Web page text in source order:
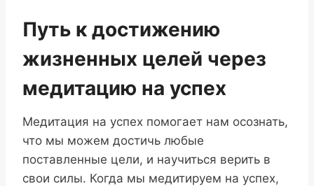
Путь к достижению
жизненных целей через
медитацию на успех
Медитация на успех помогает нам осознать,
что мы можем достичь любые
поставленные цели, и научиться верить в
свои силы. Когда мы медитируем на успех,